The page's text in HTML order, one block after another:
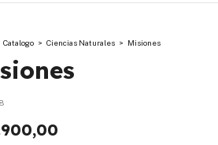
Catalogo > Ciencias Naturales > Misiones